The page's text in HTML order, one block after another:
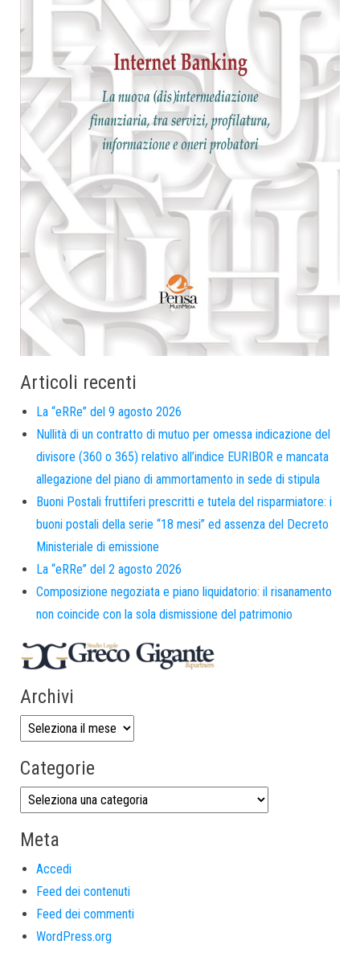
Articoli recenti
La “eRRe” del 9 agosto 2026
Nullità di un contratto di mutuo per omessa indicazione del
divisore (360 o 365) relativo all’indice EURIBOR e mancata
allegazione del piano di ammortamento in sede di stipula
Buoni Postali fruttiferi prescritti e tutela del risparmiatore: i
buoni postali della serie “18 mesi” ed assenza del Decreto
Ministeriale di emissione
La “eRRe” del 2 agosto 2026
Composizione negoziata e piano liquidatorio: il risanamento
non coincide con la sola dismissione del patrimonio
Archivi
Categorie
Meta
Accedi
Feed dei contenuti
Feed dei commenti
WordPress.org